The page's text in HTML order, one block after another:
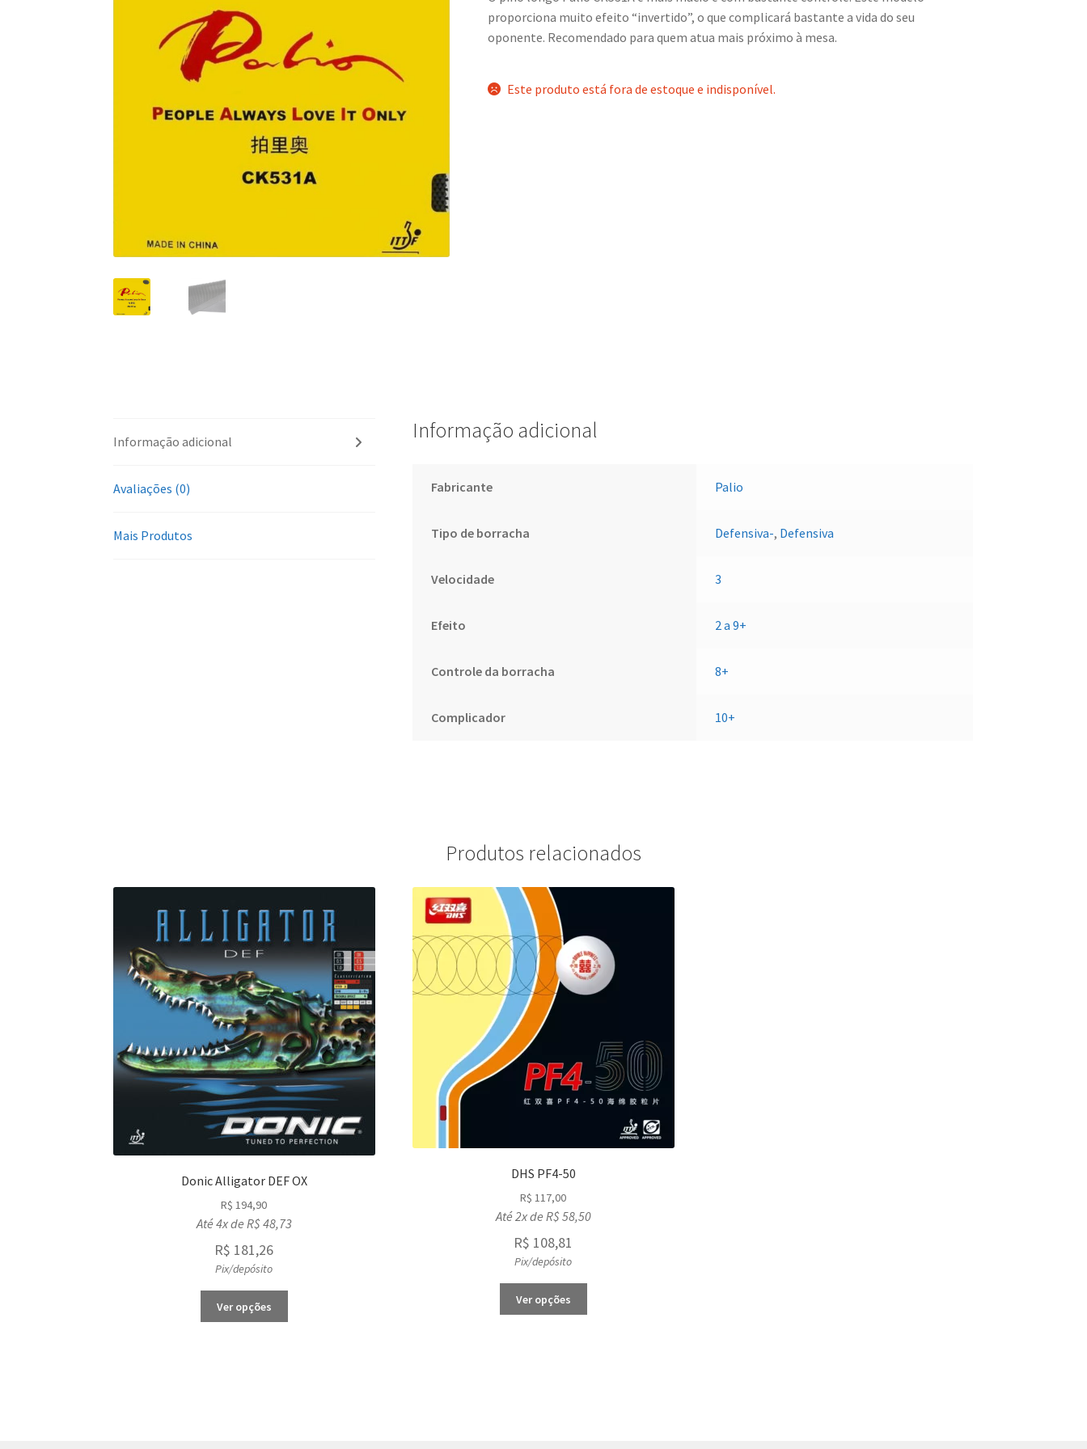
proporciona muito efeito “invertido”, o que complicará bastante a vida do seu
oponente. Recomendado para quem atua mais próximo à mesa.
Este produto está fora de estoque e indisponível.
Informação adicional
Avaliações (0)
Mais Produtos
Informação adicional
Fabricante Palio
Tipo de borracha Defensiva-, Defensiva
Velocidade 3
Efeito 2 a 9+
Controle da borracha 8+
Complicador 10+
Produtos relacionados
Donic Alligator DEF OX
R$ 194,90
Até 4x de R$48,73
R$ 181,26
Pix/depósito
Ver opções
DHS PF4-50
R$ 117,00
Até 2x de R$58,50
R$ 108,81
Pix/depósito
Ver opções